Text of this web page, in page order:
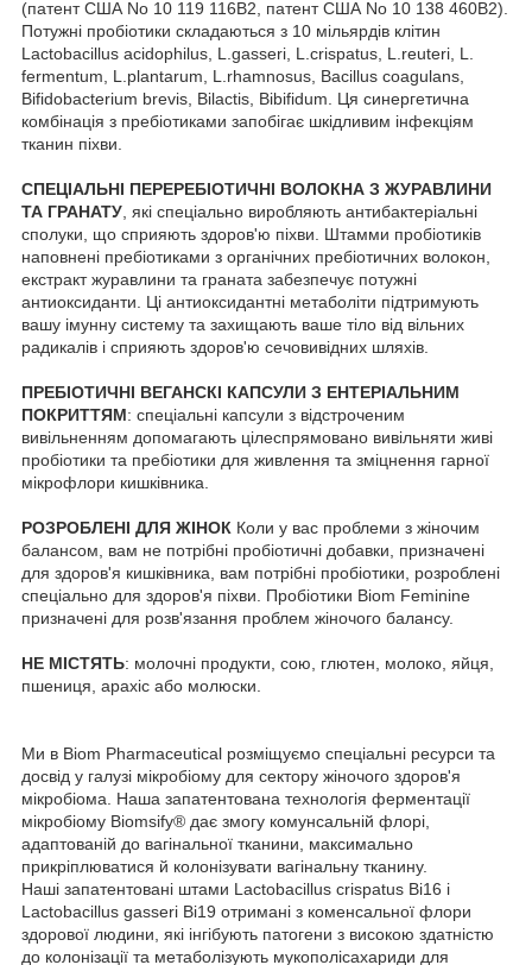
(патент США No 10 119 116B2, патент США No 10 138 460B2).
Потужні пробіотики складаються з 10 мільярдів клітин
Lactobacillus acidophilus, L.gasseri, L.crispatus, L.reuteri, L.
fermentum, L.plantarum, L.rhamnosus, Bacillus coagulans,
Bifidobacterium brevis, Bilactis, Bibifidum. Ця синергетична
комбінація з пребіотиками запобігає шкідливим інфекціям
тканин піхви.
СПЕЦІАЛЬНІ ПЕРЕРЕБІОТИЧНІ ВОЛОКНА З ЖУРАВЛИНИ
ТА ГРАНАТУ , які спеціально виробляють антибактеріальні
сполуки, що сприяють здоров'ю піхви. Штамми пробіотиків
наповнені пребіотиками з органічних пребіотичних волокон,
екстракт журавлини та граната забезпечує потужні
антиоксиданти. Ці антиоксидантні метаболіти підтримують
вашу імунну систему та захищають ваше тіло від вільних
радикалів і сприяють здоров'ю сечовивідних шляхів.
ПРЕБІОТИЧНІ ВЕГАНСКІ КАПСУЛИ З ЕНТЕРІАЛЬНИМ
ПОКРИТТЯМ: спеціальні капсули з відстроченим
вивільненням допомагають цілеспрямовано вивільняти живі
пробіотики та пребіотики для живлення та зміцнення гарної
мікрофлори кишківника.
РОЗРОБЛЕНІ ДЛЯ ЖІНОК Коли у вас проблеми з жіночим
балансом, вам не потрібні пробіотичні добавки, призначені
для здоров'я кишківника, вам потрібні пробіотики, розроблені
спеціально для здоров'я піхви. Пробіотики Biom Feminine
призначені для розв'язання проблем жіночого балансу.
НЕ МІСТЯТЬ: молочні продукти, сою, глютен, молоко, яйця,
пшениця, арахіс або молюски.
Ми в Biom Pharmaceutical розміщуємо спеціальні ресурси та
досвід у галузі мікробіому для сектору жіночого здоров'я
мікробіома. Наша запатентована технологія ферментації
мікробіому Biomsify® дає змогу комунсальній флорі,
адаптованій до вагінальної тканини, максимально
прикріплюватися й колонізувати вагінальну тканину.
Наші запатентовані штами Lactobacillus crispatus Bi16 і
Lactobacillus gasseri Bi19 отримані з коменсальної флори
здорової людини, які інгібують патогени з високою здатністю
до колонізації та метаболізують мукополісахариди для